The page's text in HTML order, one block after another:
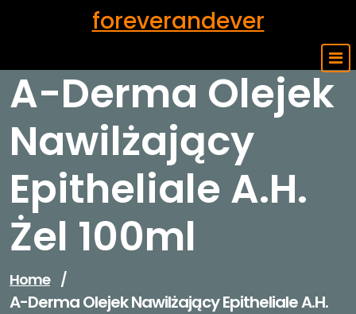
foreverandever
A-Derma Olejek
Nawilżający
Epitheliale A.H.
Żel 100ml
Home /
A-Derma Olejek Nawilżający Epitheliale A.H.